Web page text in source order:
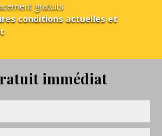
gratuits
conditions actuelles et
immédiat